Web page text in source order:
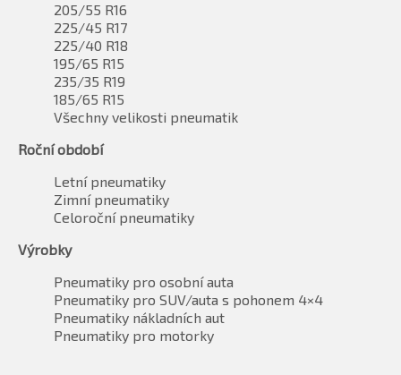
205/55 R16
225/45 R17
225/40 R18
195/65 R15
235/35 R19
185/65 R15
Všechny velikosti pneumatik
Roční období
Letní pneumatiky
Zimní pneumatiky
Celoroční pneumatiky
Výrobky
Pneumatiky pro osobní auta
Pneumatiky pro SUV/auta s pohonem 4×4
Pneumatiky nákladních aut
Pneumatiky pro motorky